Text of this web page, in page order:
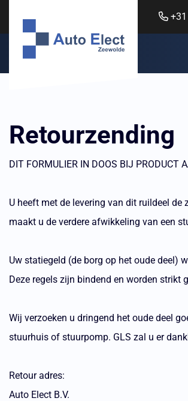
Retourzending
DIT FORMULIER IN DOOS BIJ PRODUCT
U heeft met de levering van dit ruildeel
maakt u de verdere afwikkeling van een
Uw statiegeld (de borg op het oude deel)
Deze regels zijn bindend en worden strikt
Wij verzoeken u dringend het oude deel
stuurhuis of stuurpomp. GLS zal u er
Retour adres:
Auto Elect B.V.